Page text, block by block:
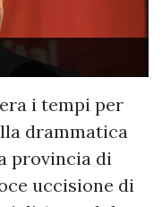
i tempi per
drammatica
provincia di
uccisione di